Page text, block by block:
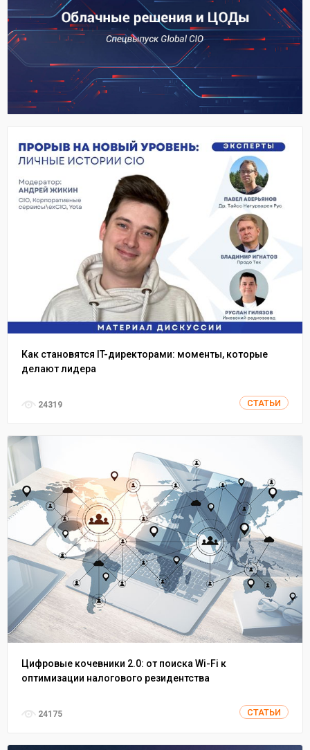
Как становятся IT-директорами: моменты, которые
делают лидера
24319 СТАТЬИ
Цифровые кочевники 2.0: от поиска Wi-Fi к
оптимизации налогового резидентства
24175 СТАТЬИ